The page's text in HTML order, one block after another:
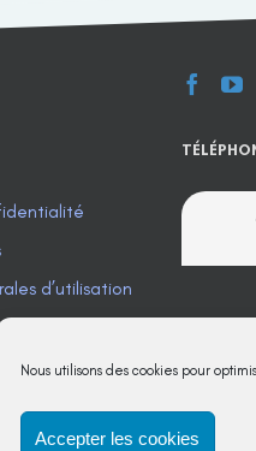
Nous utilisons des cookies pour
Accepter les cookies
d’utilisation
de vente
(UE)